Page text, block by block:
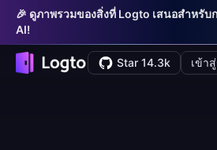
🎉 ดูภาพรวมของสิ่งที่ Logto เสนอสำหรั
AI!
Star 14.3k เข้า